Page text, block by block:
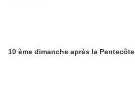
10 ème dimanche après la Pentecôte